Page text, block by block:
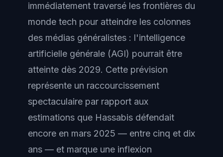
immédiatement traversé les frontières du
monde tech pour atteindre les colonnes
des médias généralistes : l'intelligence
artificielle générale (AGI) pourrait être
atteinte dès 2029. Cette prévision
représente un raccourcissement
spectaculaire par rapport aux
estimations que Hassabis défendait
encore en mars 2025 — entre cinq et dix
ans — et marque une inflexion